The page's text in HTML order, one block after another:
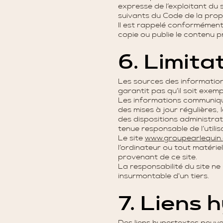
expresse de l’exploitant
suivants du Code de la
Il est rappelé
copie ou publie le contenu
6.
Les sources des
garantit pas qu’il soit
Les informations
des mises à jour régulières,
des dispositions
tenue responsable de
Le site
l’ordinateur ou tout
provenant de ce site.
La responsabilité du site
insurmontable d'un tiers.
7. Liens